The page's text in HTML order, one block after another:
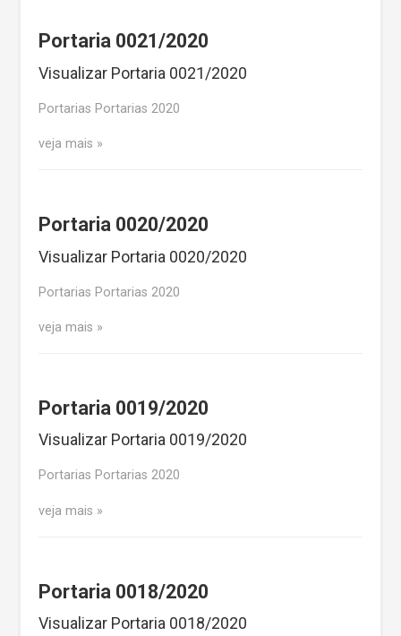
Portaria 0021/2020
Visualizar Portaria 0021/2020
Portarias Portarias 2020
veja mais
Portaria 0020/2020
Visualizar Portaria 0020/2020
Portarias Portarias 2020
veja mais
Portaria 0019/2020
Visualizar Portaria 0019/2020
Portarias Portarias 2020
veja mais
Portaria 0018/2020
Visualizar Portaria 0018/2020